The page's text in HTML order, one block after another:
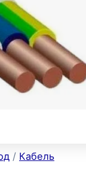
/ Кабель